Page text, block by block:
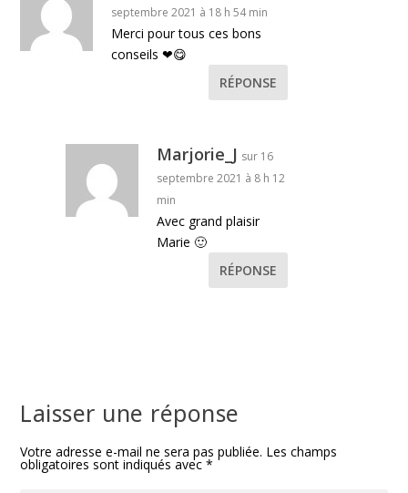
septembre 2021 à 18 h 54 min
Merci pour tous ces bons
conseils ❤😋
RÉPONSE
Marjorie_J sur 16
septembre 2021 à 8 h 12
min
Avec grand plaisir
Marie 🙂
RÉPONSE
Laisser une réponse
Votre adresse e-mail ne sera pas publiée. Les champs
obligatoires sont indiqués avec*